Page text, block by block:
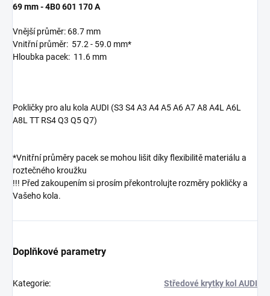
69 mm - 4B0 601 170 A
Vnější průměr: 68.7 mm
Vnitřní průměr: 57.2 - 59.0 mm*
Hloubka pacek: 11.6 mm
Pokličky pro alu kola AUDI (S3 S4 A3 A4 A5 A6 A7 A8 A4L A6L
A8L TT RS4 Q3 Q5 Q7)
*Vnitřní průměry pacek se mohou lišit díky flexibilitě materiálu a
roztečného kroužku
!!! Před zakoupením si prosím překontrolujte rozměry pokličky a
Vašeho kola.
Doplňkové parametry
Kategorie: Středové krytky kol AUDI